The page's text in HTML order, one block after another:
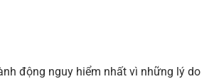
động nguy hiểm nhất vì những lý do